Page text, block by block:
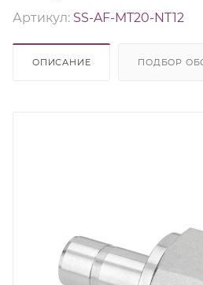
Артикул: SS-AF-MT20-NT12
ОПИСАНИЕ ПОДБОР